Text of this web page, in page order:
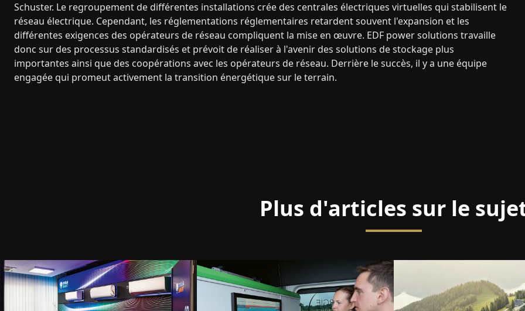
Schuster. Le regroupement de différentes installations crée des centrales électriques virtuelles qui stabilisent le
réseau électrique. Cependant, les réglementations réglementaires retardent souvent l'expansion et les
différentes exigences des opérateurs de réseau compliquent la mise en œuvre. EDF power solutions travaille
donc sur des processus standardisés et prévoit de réaliser à l'avenir des solutions de stockage plus
importantes ainsi que des coopérations avec les opérateurs de réseau. Derrière le succès, il y a une équipe
engagée qui promeut activement la transition énergétique sur le terrain.
Plus d'articles sur le